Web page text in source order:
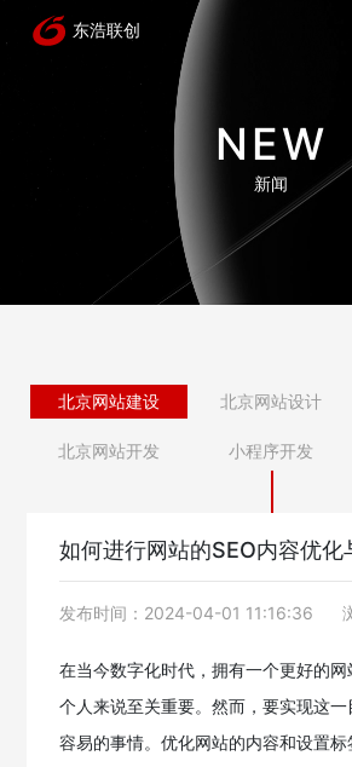
NEW
新闻
北京网站建设 北京网站设计
北京网站开发 小程序开发
如何进行网站的SEO内容优化
发布时间：2024-04-01 11:16:36
在当今数字化时代，拥有一个更好的
个人来说至关重要。然而，要实现这
容易的事情。优化网站的内容和设置